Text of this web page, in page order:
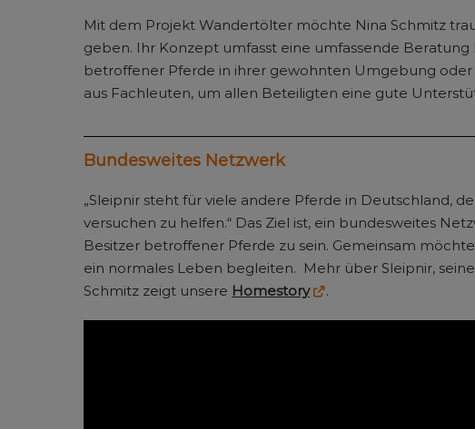
Mit dem Projekt Wandertölter möchte Nina Schmitz
geben. Ihr Konzept umfasst eine umfassende
betroffener Pferde in ihrer gewohnten Umgebung
aus Fachleuten, um allen Beteiligten eine gute
Bundesweites Netzwerk
„Sleipnir steht für viele andere Pferde in Deutschland,
versuchen zu helfen.“ Das Ziel ist, ein bundesweites
Besitzer betroffener Pferde zu sein. Gemeinsam
ein normales Leben begleiten. Mehr über Sleipnir,
Schmitz zeigt unsere Homestory .